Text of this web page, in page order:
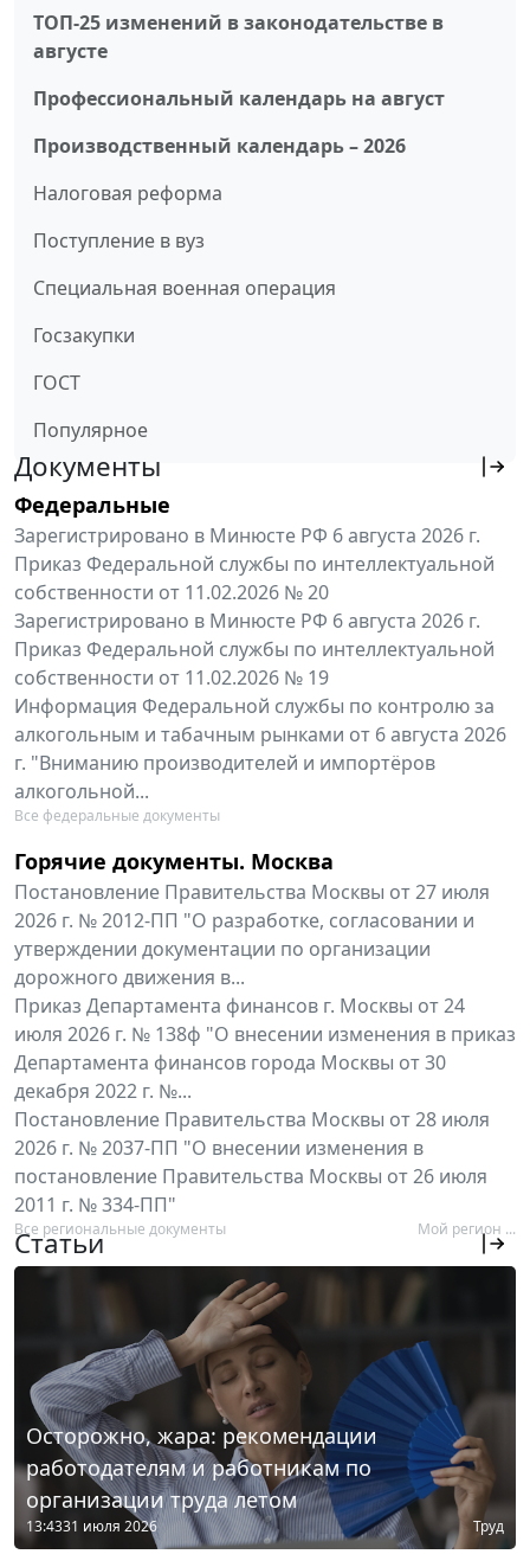
ТОП-25 изменений в законодательстве в
августе
Профессиональный календарь на август
Производственный календарь – 2026
Налоговая реформа
Поступление в вуз
Специальная военная операция
Госзакупки
ГОСТ
Популярное
Документы
Федеральные
Зарегистрировано в Минюсте РФ 6 августа 2026 г.
Приказ Федеральной службы по интеллектуальной
собственности от 11.02.2026 № 20
Зарегистрировано в Минюсте РФ 6 августа 2026 г.
Приказ Федеральной службы по интеллектуальной
собственности от 11.02.2026 № 19
Информация Федеральной службы по контролю за
алкогольным и табачным рынками от 6 августа 2026
г. "Вниманию производителей и импортёров
алкогольной...
Все федеральные документы
Горячие документы. Москва
Постановление Правительства Москвы от 27 июля
2026 г. № 2012-ПП "О разработке, согласовании и
утверждении документации по организации
дорожного движения в...
Приказ Департамента финансов г. Москвы от 24
июля 2026 г. № 138ф "О внесении изменения в приказ
Департамента финансов города Москвы от 30
декабря 2022 г. №...
Постановление Правительства Москвы от 28 июля
2026 г. № 2037-ПП "О внесении изменения в
постановление Правительства Москвы от 26 июля
2011 г. № 334-ПП"
Все региональные документы Мой регион ...
Статьи
Осторожно, жара: рекомендации
работодателям и работникам по
организации труда летом
13:4331 июля 2026 Труд